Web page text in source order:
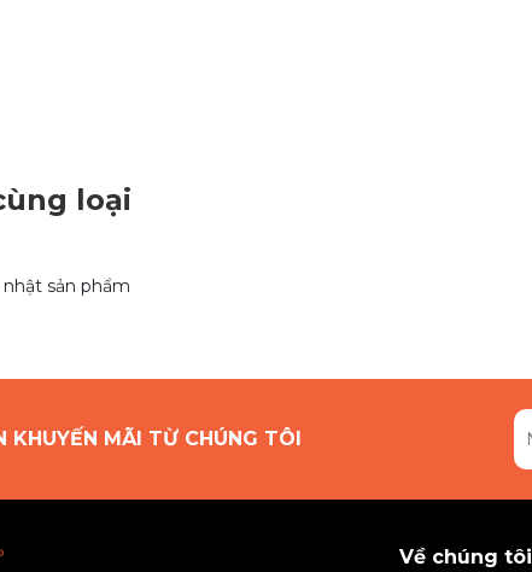
loại
sản phẩm
KHUYẾN MÃI TỪ CHÚNG TÔI
Về chúng tôi